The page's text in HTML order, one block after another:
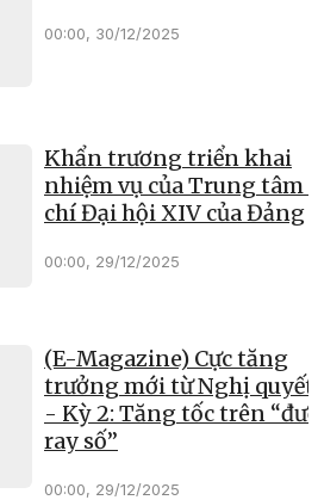
00:00, 30/12/2025
Khẩn trương triển khai
nhiệm vụ của Trung tâm
chí Đại hội XIV của Đảng
00:00, 29/12/2025
(E-Magazine) Cực tăng
trưởng mới từ Nghị quyết
- Kỳ 2: Tăng tốc trên
ray số”
00:00, 29/12/2025